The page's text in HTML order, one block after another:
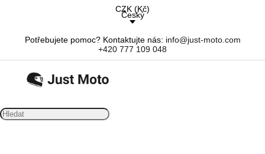
CZK (Kč)
Český
Potřebujete pomoc? Kontaktujte nás: info@just-moto.com
+420 777 109 048